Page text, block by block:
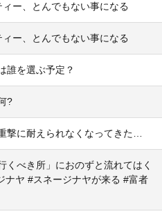
ィー、とんでもない事になる
ー、とんでもない事になる
誰を選ぶ予定？
?
撃に耐えられなくなってきた…
くべき所」におのずと流れてはく
ナヤ #スネージナヤが来る #富者